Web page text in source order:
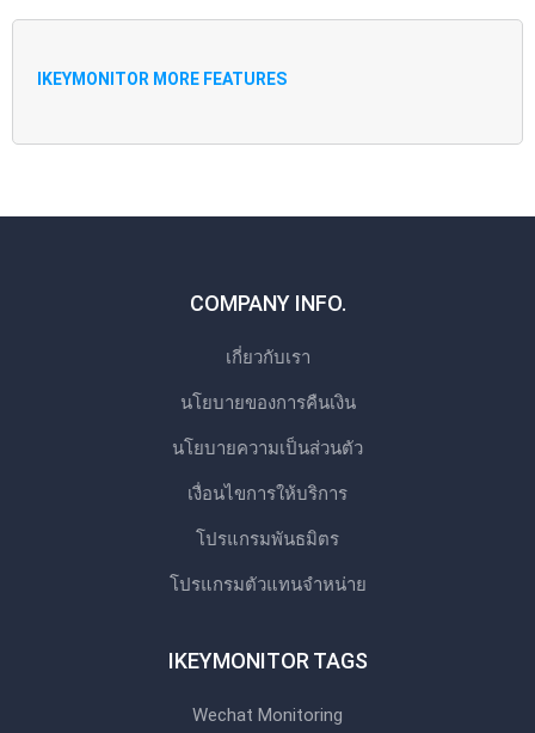
IKEYMONITOR MORE FEATURES
COMPANY INFO.
เกี่ยวกับเรา
นโยบายของการคืนเงิน
นโยบายความเป็นส่วนตัว
เงื่อนไขการให้บริการ
โปรแกรมพันธมิตร
โปรแกรมตัวแทนจําหน่าย
IKEYMONITOR TAGS
Wechat Monitoring